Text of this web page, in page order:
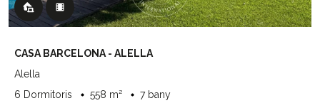
CASA BARCELONA - ALELLA
Alella
6 Dormitoris
558 m²
7 bany